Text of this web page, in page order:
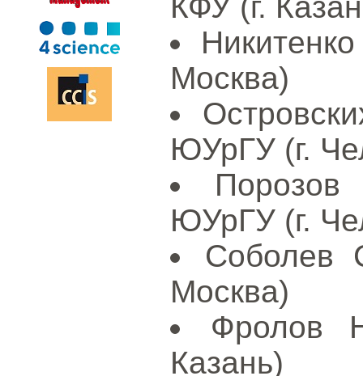
Москва)
ЮУрГУ (г.
ЮУрГУ (г.
Соболев
Москва)
Фролов
Казань)